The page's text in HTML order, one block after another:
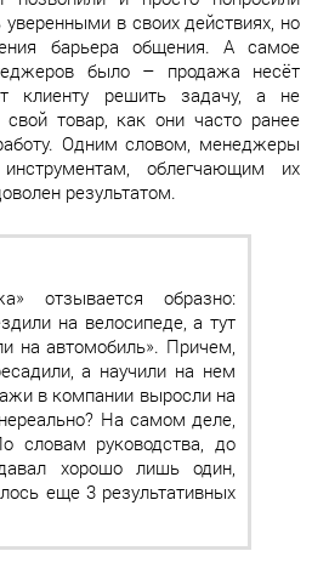
в своих действиях, но
барьера общения. А самое
было – продажа несёт
клиенту решить задачу, а не
свой товар, как они часто ранее
Одним словом, менеджеры
облегчающим их
результатом.
отзывается образно:
на велосипеде, а тут
на автомобиль». Причем,
а научили на нем
в компании выросли на
На самом деле,
словам руководства, до
хорошо лишь один,
еще 3 результативных